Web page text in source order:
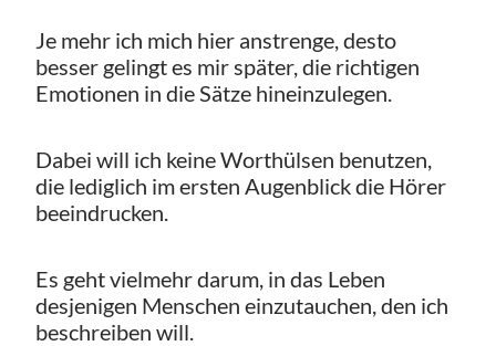
Je mehr ich mich hier anstrenge, desto
besser gelingt es mir später, die richtigen
Emotionen in die Sätze hineinzulegen.
Dabei will ich keine Worthülsen benutzen,
die lediglich im ersten Augenblick die Hörer
beeindrucken.
Es geht vielmehr darum, in das Leben
desjenigen Menschen einzutauchen, den ich
beschreiben will.